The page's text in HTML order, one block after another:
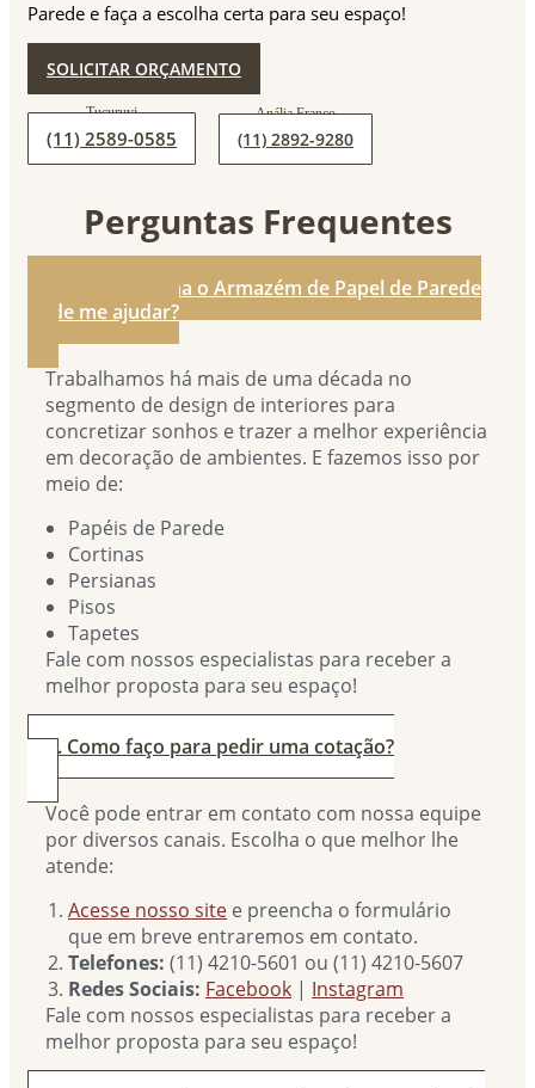
Parede e faça a escolha certa para seu espaço!
SOLICITAR ORÇAMENTO
(11) 2589-0585 (11) 2892-9280
Perguntas Frequentes
1. De que forma o Armazém de Papel de Parede
pode me ajudar?
Trabalhamos há mais de uma década no
segmento de design de interiores para
concretizar sonhos e trazer a melhor experiência
em decoração de ambientes. E fazemos isso por
meio de:
Papéis de Parede
Cortinas
Persianas
Pisos
Tapetes
Fale com nossos especialistas para receber a
melhor proposta para seu espaço!
2. Como faço para pedir uma cotação?
Você pode entrar em contato com nossa equipe
por diversos canais. Escolha o que melhor lhe
atende:
Acesse nosso site e preencha o formulário
que em breve entraremos em contato.
Telefones: (11) 4210-5601 ou (11) 4210-5607
Redes Sociais: Facebook | Instagram
Fale com nossos especialistas para receber a
melhor proposta para seu espaço!